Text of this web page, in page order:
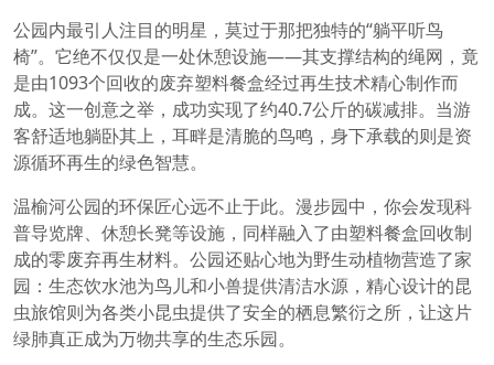
公园内最引人注目的明星，莫过于那把独特的“躺平听鸟
椅”。它绝不仅仅是一处休憩设施——其支撑结构的绳网，竟
是由1093个回收的废弃塑料餐盒经过再生技术精心制作而
成。这一创意之举，成功实现了约40.7公斤的碳减排。当游
客舒适地躺卧其上，耳畔是清脆的鸟鸣，身下承载的则是资
源循环再生的绿色智慧。
温榆河公园的环保匠心远不止于此。漫步园中，你会发现科
普导览牌、休憩长凳等设施，同样融入了由塑料餐盒回收制
成的零废弃再生材料。公园还贴心地为野生动植物营造了家
园：生态饮水池为鸟儿和小兽提供清洁水源，精心设计的昆
虫旅馆则为各类小昆虫提供了安全的栖息繁衍之所，让这片
绿肺真正成为万物共享的生态乐园。